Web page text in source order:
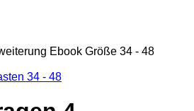
34 - 48